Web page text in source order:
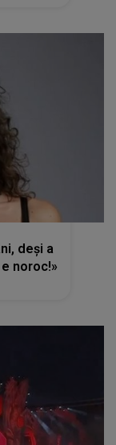
deși a
noroc!»